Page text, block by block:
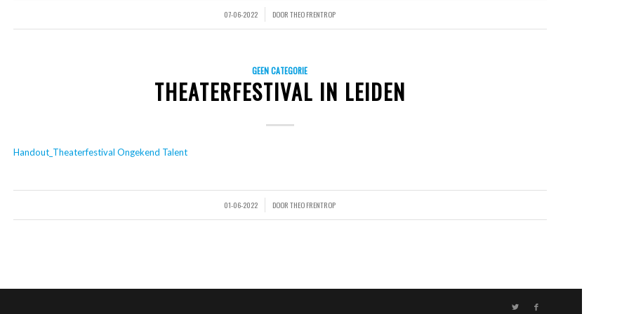
07-06-2022 DOORTHEO FRENTROP
GEEN CATEGORIE
THEATERFESTIVAL IN LEIDEN
Handout_Theaterfestival Ongekend Talent
01-06-2022 DOORTHEO FRENTROP